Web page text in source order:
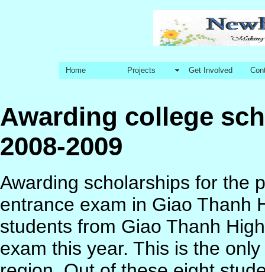
Home Projects Get Involved
Awarding college
2008-2009
Awarding scholarships for the
entrance exam in Giao Thanh
students from Giao Thanh
exam this year. This is the